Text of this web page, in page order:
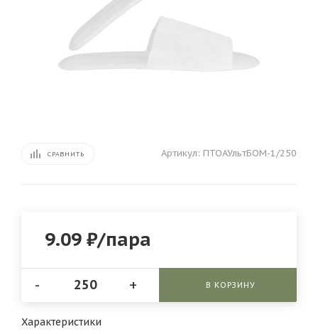
СРАВНИТЬ Артикул: ПТОАУльтБОМ-1/250
9.09 ₽/пара
- + В КОРЗИНУ
Характеристики